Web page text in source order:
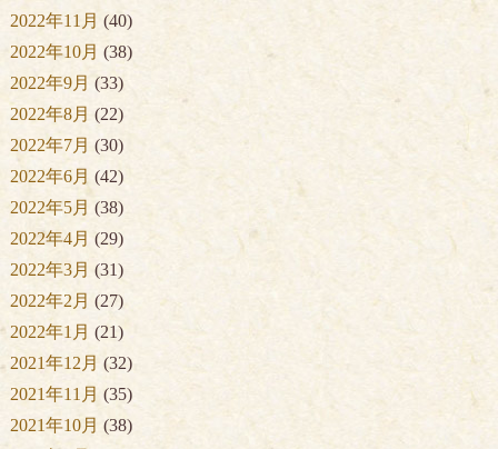
2022年11月 (40)
2022年10月 (38)
2022年9月 (33)
2022年8月 (22)
2022年7月 (30)
2022年6月 (42)
2022年5月 (38)
2022年4月 (29)
2022年3月 (31)
2022年2月 (27)
2022年1月 (21)
2021年12月 (32)
2021年11月 (35)
2021年10月 (38)